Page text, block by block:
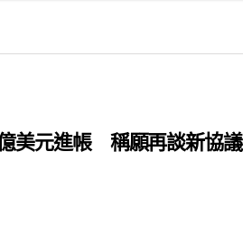
美元進帳 稱願再談新協議